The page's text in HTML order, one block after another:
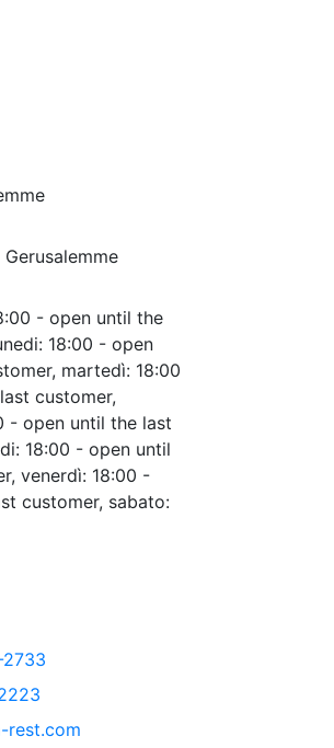
- open until the
18:00 - open
martedì: 18:00
customer,
- open until the last
18:00 - open until
venerdì: 18:00 -
customer, sabato:
rest.com